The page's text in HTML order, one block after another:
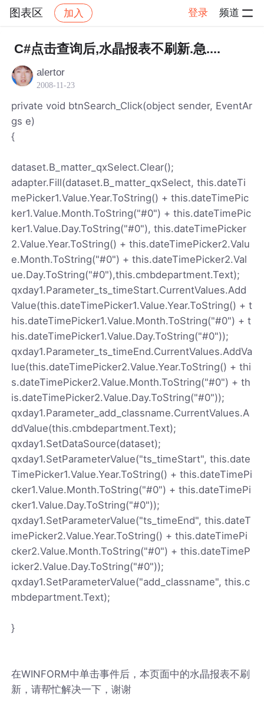
图表区 加入 登录 频道
社区 图表区 帖子详情
C#点击查询后,水晶报表不刷新.急....
alertor
2008-11-23
private void btnSearch_Click(object sender, EventAr
gs e)
{
dataset.B_matter_qxSelect.Clear();
adapter.Fill(dataset.B_matter_qxSelect, this.dateTi
mePicker1.Value.Year.ToString() + this.dateTimePic
ker1.Value.Month.ToString("#0") + this.dateTimePic
ker1.Value.Day.ToString("#0"), this.dateTimePicker
2.Value.Year.ToString() + this.dateTimePicker2.Valu
e.Month.ToString("#0") + this.dateTimePicker2.Val
ue.Day.ToString("#0"),this.cmbdepartment.Text);
qxday1.Parameter_ts_timeStart.CurrentValues.Add
Value(this.dateTimePicker1.Value.Year.ToString() + t
his.dateTimePicker1.Value.Month.ToString("#0") + t
his.dateTimePicker1.Value.Day.ToString("#0"));
qxday1.Parameter_ts_timeEnd.CurrentValues.AddVa
lue(this.dateTimePicker2.Value.Year.ToString() + thi
s.dateTimePicker2.Value.Month.ToString("#0") + th
is.dateTimePicker2.Value.Day.ToString("#0"));
qxday1.Parameter_add_classname.CurrentValues.A
ddValue(this.cmbdepartment.Text);
qxday1.SetDataSource(dataset);
qxday1.SetParameterValue("ts_timeStart", this.date
TimePicker1.Value.Year.ToString() + this.dateTimePi
cker1.Value.Month.ToString("#0") + this.dateTimePi
cker1.Value.Day.ToString("#0"));
qxday1.SetParameterValue("ts_timeEnd", this.dateT
imePicker2.Value.Year.ToString() + this.dateTimePi
cker2.Value.Month.ToString("#0") + this.dateTimeP
icker2.Value.Day.ToString("#0"));
qxday1.SetParameterValue("add_classname", this.c
mbdepartment.Text);
}
在WINFORM中单击事件后，本页面中的水晶报表不刷
新，请帮忙解决一下，谢谢